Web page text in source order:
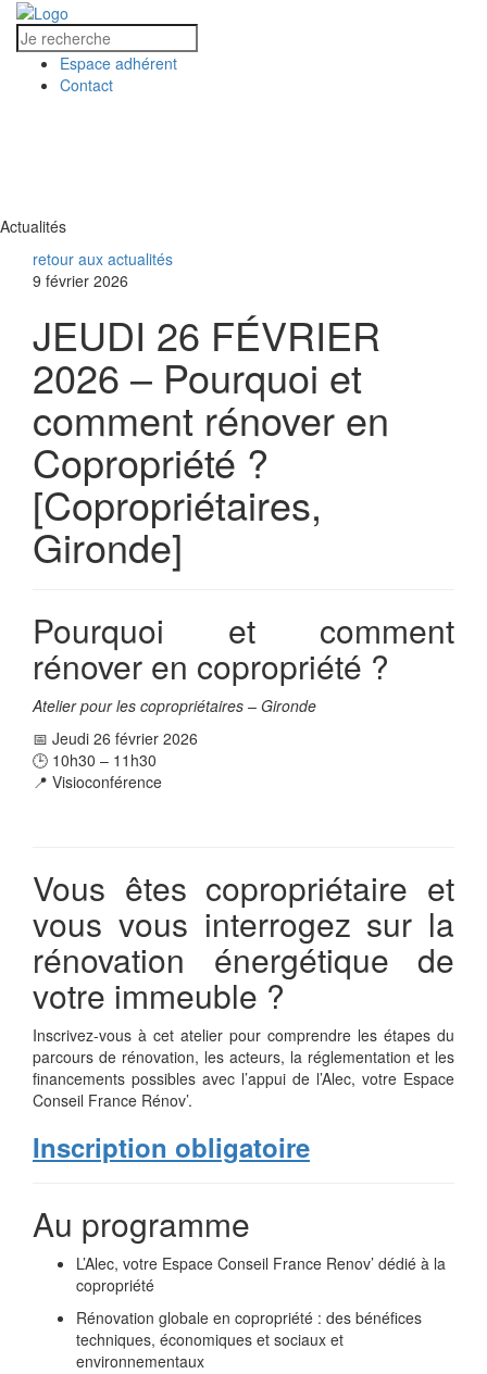
Espace adhérent
Contact
Actualités
retour aux actualités
9 février 2026
JEUDI 26 FÉVRIER
2026 – Pourquoi et
comment rénover en
Copropriété ?
[Copropriétaires,
Gironde]
Pourquoi et comment
rénover en copropriété ?
Atelier pour les copropriétaires – Gironde
📅 Jeudi 26 février 2026
🕒 10h30 – 11h30
📍 Visioconférence
Vous êtes copropriétaire et
vous vous interrogez sur la
rénovation énergétique de
votre immeuble ?
Inscrivez-vous à cet atelier pour comprendre les étapes du
parcours de rénovation, les acteurs, la réglementation et les
financements possibles avec l’appui de l’Alec, votre Espace
Conseil France Rénov’.
Inscription obligatoire
Au programme
L’Alec, votre Espace Conseil France Renov’ dédié à la
copropriété
Rénovation globale en copropriété : des bénéfices
techniques, économiques et sociaux et
environnementaux